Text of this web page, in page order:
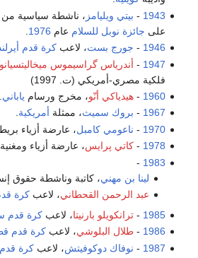
، ناشطة سياسية منأيرلندا الشماليةحاصلة
عام1976
.
، لاعب كرة قدم أيرلندي شمالي.
ميخاليتسيانوس، فلكي وعالم فيزياء
، مخرج ورسامياباني.
، ممثلةأمريكية .
، عارضة أزياء بريطانية.
، عارضة أزياء ومغنية وممثلة بريطانية.
وناشطة حقوق إنسان تونسية. (ت. 2020)
، لاعبكرة قدم سعودي.
، لاعبكرة قدم سويسري.
، لاعبكرة قدم قطري.
، لاعب كرة قدم صربي.